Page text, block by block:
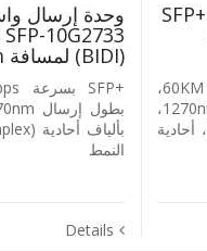
وحدة إرسال واستقبال ضوئية +SFP
+SFP بسرعة ‎10Gbps‎، لمسافة ‎60KM‎،
بطول إرسال ‎1330nm‎ واستقبال ‎1270nm‎،
بألياف أحادية ‎(Simplex)‎، بواجهة ‎LC‎، أحادية
‎(BIDI)‎ لمسافة ‎10km
النمط
Details